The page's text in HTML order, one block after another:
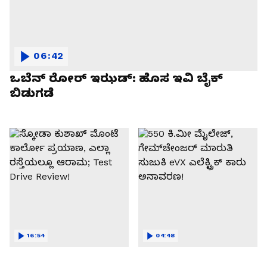
ಒಬೆನ್ ರೋರ್ ಇಝಡ್: ಹೊಸ ಇವಿ ಬೈಕ್
ಬಿಡುಗಡೆ
06:42
16:54 04:48